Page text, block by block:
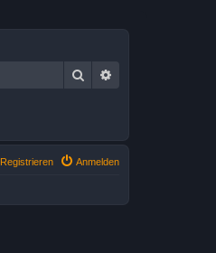
Suche
Anmelden
Registrieren